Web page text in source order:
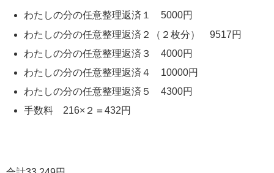
わたしの分の任意整理返済１ 5000円
わたしの分の任意整理返済２（２枚分） 9517円
わたしの分の任意整理返済３ 4000円
わたしの分の任意整理返済４ 10000円
わたしの分の任意整理返済５ 4300円
手数料 216×２＝432円